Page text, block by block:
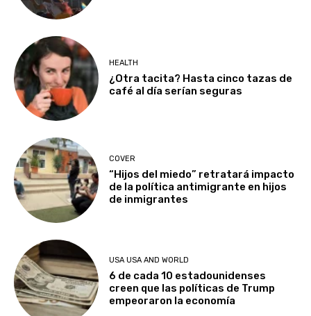
HEALTH
¿Otra tacita? Hasta cinco tazas de
café al día serían seguras
COVER
“Hijos del miedo” retratará impacto
de la política antimigrante en hijos
de inmigrantes
USA USA AND WORLD
6 de cada 10 estadounidenses
creen que las políticas de Trump
empeoraron la economía